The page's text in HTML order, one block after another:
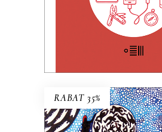
E-BOOK DO
RABAT 35%